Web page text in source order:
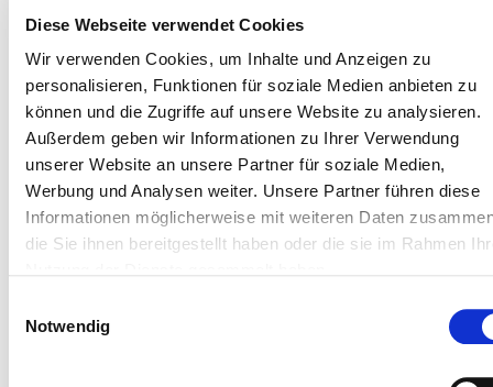
Diese Webseite verwendet Cookies
Wir verwenden Cookies, um Inhalte und Anzeigen zu
personalisieren, Funktionen für soziale Medien anbieten zu
können und die Zugriffe auf unsere Website zu analysieren.
Außerdem geben wir Informationen zu Ihrer Verwendung
unserer Website an unsere Partner für soziale Medien,
Werbung und Analysen weiter. Unsere Partner führen diese
Informationen möglicherweise mit weiteren Daten
die Sie ihnen bereitgestellt haben oder die sie im Rahmen
Notwendig
Urheberrecht:
Für die Richtigkeit der Inhalte sowie die urheberrechtliche
Klärung hinsichtlich der Einräumung der
Abdruck-/Onlinerechte von Fotos und Abbildungen durch
die jeweiligen Urheber/-innen – insbesondere auch für die
Wahrung der Persönlichkeitsrechte der abgebildeten
Personen – sind die Autorinnen und Autoren
verantwortlich. Dies gilt auch für die Veröffentlichung im